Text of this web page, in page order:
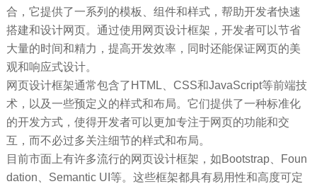
合，它提供了一系列的模板、组件和样式，帮助开发者快速
搭建和设计网页。通过使用网页设计框架，开发者可以节省
大量的时间和精力，提高开发效率，同时还能保证网页的美
观和响应式设计。
网页设计框架通常包含了HTML、CSS和JavaScript等前端技
术，以及一些预定义的样式和布局。它们提供了一种标准化
的开发方式，使得开发者可以更加专注于网页的功能和交
互，而不必过多关注细节的样式和布局。
目前市面上有许多流行的网页设计框架，如Bootstrap、Foun
dation、Semantic UI等。这些框架都具有易用性和高度可定